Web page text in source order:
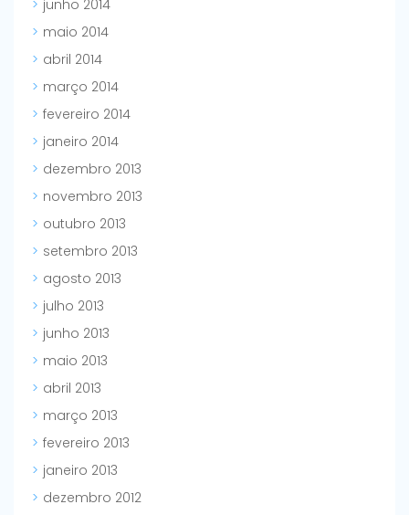
junho 2014
maio 2014
abril 2014
março 2014
fevereiro 2014
janeiro 2014
dezembro 2013
novembro 2013
outubro 2013
setembro 2013
agosto 2013
julho 2013
junho 2013
maio 2013
abril 2013
março 2013
fevereiro 2013
janeiro 2013
dezembro 2012